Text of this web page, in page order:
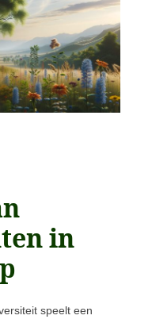
in
speelt een